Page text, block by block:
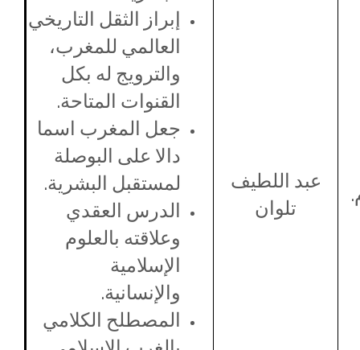
إبراز الثقل التاريخي
العالمي للمغرب،
والترويج له بكل
القنوات المتاحة.
جعل المغرب اسما
دالا على البوصلة
لمستقبل البشرية.
الدرس العقدي
وعلاقته بالعلوم
الإسلامية
والإنسانية.
المصطلح الكلامي
عبد اللطيف
تلوان